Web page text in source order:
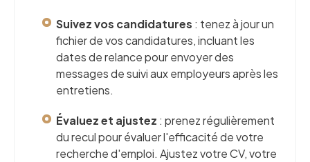
Suivez vos candidatures : tenez à jour un
fichier de vos candidatures, incluant les
dates de relance pour envoyer des
messages de suivi aux employeurs après les
entretiens.
Évaluez et ajustez : prenez régulièrement
du recul pour évaluer l'efficacité de votre
recherche d'emploi. Ajustez votre CV, votre